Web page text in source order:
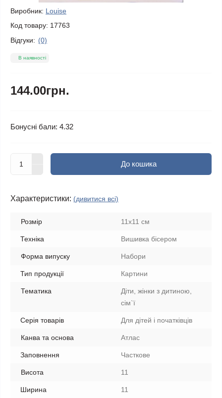
Виробник: Louise
Код товару: 17763
Відгуки: (0)
В наявності
144.00грн.
Бонусні бали: 4.32
До кошика
Характеристики: (дивитися всі)
Розмір 11х11 см
Техніка Вишивка бісером
Форма випуску Набори
Тип продукції Картини
Тематика
Діти, жінки з дитиною,
сім`ї
Серія товарів Для дітей і початківців
Канва та основа Атлас
Заповнення Часткове
Висота 11
Ширина 11